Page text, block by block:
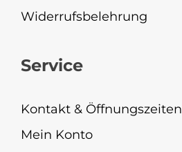
Widerrufsbelehrung
Service
Kontakt & Öffnungszeiten
Mein Konto